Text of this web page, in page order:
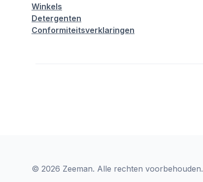
Winkels
Detergenten
Conformiteitsverklaringen
© 2026 Zeeman. Alle rechten voorbehouden.